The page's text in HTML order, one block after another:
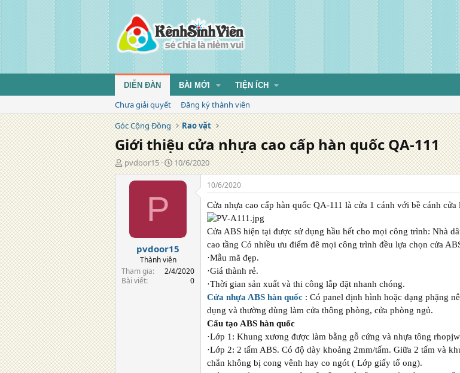
DIỄN ĐÀN BÀI MỚI TIỆN ÍCH
Chưa giải quyết
Đăng ký thành viên
Góc Cộng Đồng
Rao vặt
Giới thiệu cửa nhựa cao cấp hàn quốc QA-111
T
á
pvdoor15
N
g
à
g
10/6/2020
P
pvdoor15
Thành viên
Tham gia
2/4/2020
Bài viết
0
10/6/2020
Cửa nhựa cao cấp hàn quốc QA-111 là cửa 1 cánh với bề cánh
Cửa ABS hiện tại được sử dụng hầu hết cho mọi công trình: Nhà
cao tầng Có nhiều ưu điểm đê mọi công trình đều lựa chọn cửa
·Mẫu mã đẹp.
·Giá thành rẻ.
·Thời gian sản xuất và thi công lắp đặt nhanh chóng.
Cửa nhựa ABS hàn quốc : Có panel định hình hoặc dạng phặng
dụng và thường dùng làm cửa thông phòng, cửa phòng ngủ.
Cấu tạo ABS hàn quốc
·Lớp 1: Khung xương được làm bằng gỗ cứng và nhựa tông rhopjw
·Lớp 2: 2 tấm ABS. Có độ dày khoảng 2mm/tấm. Giữa 2 tấm và
chắn không bị cong vênh hay co ngót ( Lớp giấy tổ ong).